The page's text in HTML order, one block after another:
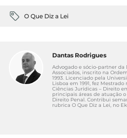
O Que Diz a Lei
Dantas Rodrigues
Advogado e sócio-partner da
Associados, inscrito na
1993. Licenciado pela
Lisboa em 1991, fez
Ciências Jurídicas – Direito
principais áreas de atuação
Direito Penal. Contribui
rubrica O Que Diz a Lei, no